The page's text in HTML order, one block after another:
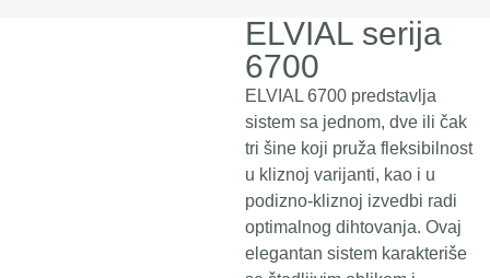
ELVIAL serija
6700
ELVIAL 6700 predstavlja
sistem sa jednom, dve ili čak
tri šine koji pruža fleksibilnost
u kliznoj varijanti, kao i u
podizno-kliznoj izvedbi radi
optimalnog dihtovanja. Ovaj
elegantan sistem karakteriše